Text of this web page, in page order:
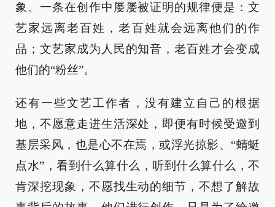
象。一条在创作中屡屡被证明的规律便是：文
艺家远离老百姓，老百姓就会远离他们的作
品；文艺家成为人民的知音，老百姓才会变成
他们的“粉丝”。
还有一些文艺工作者，没有建立自己的根据
地，不愿意走进生活深处，即便有时候受邀到
基层采风，也是心不在焉，或浮光掠影、“蜻蜓
点水”，看到什么算什么，听到什么算什么，不
肯深挖现象，不愿找生动的细节，不想了解故